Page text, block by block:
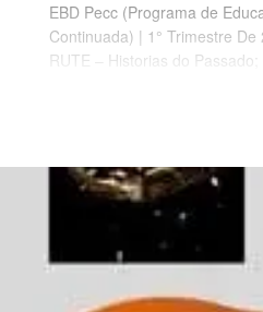
EBD Pecc (Programa de
Continuada) | 1° Trimestre
RUTE – Historias do
SENHOR, que é juiz, julgue
e os filhos de Amom”. Jz
Todos Juízes 11.29-40 Verdade